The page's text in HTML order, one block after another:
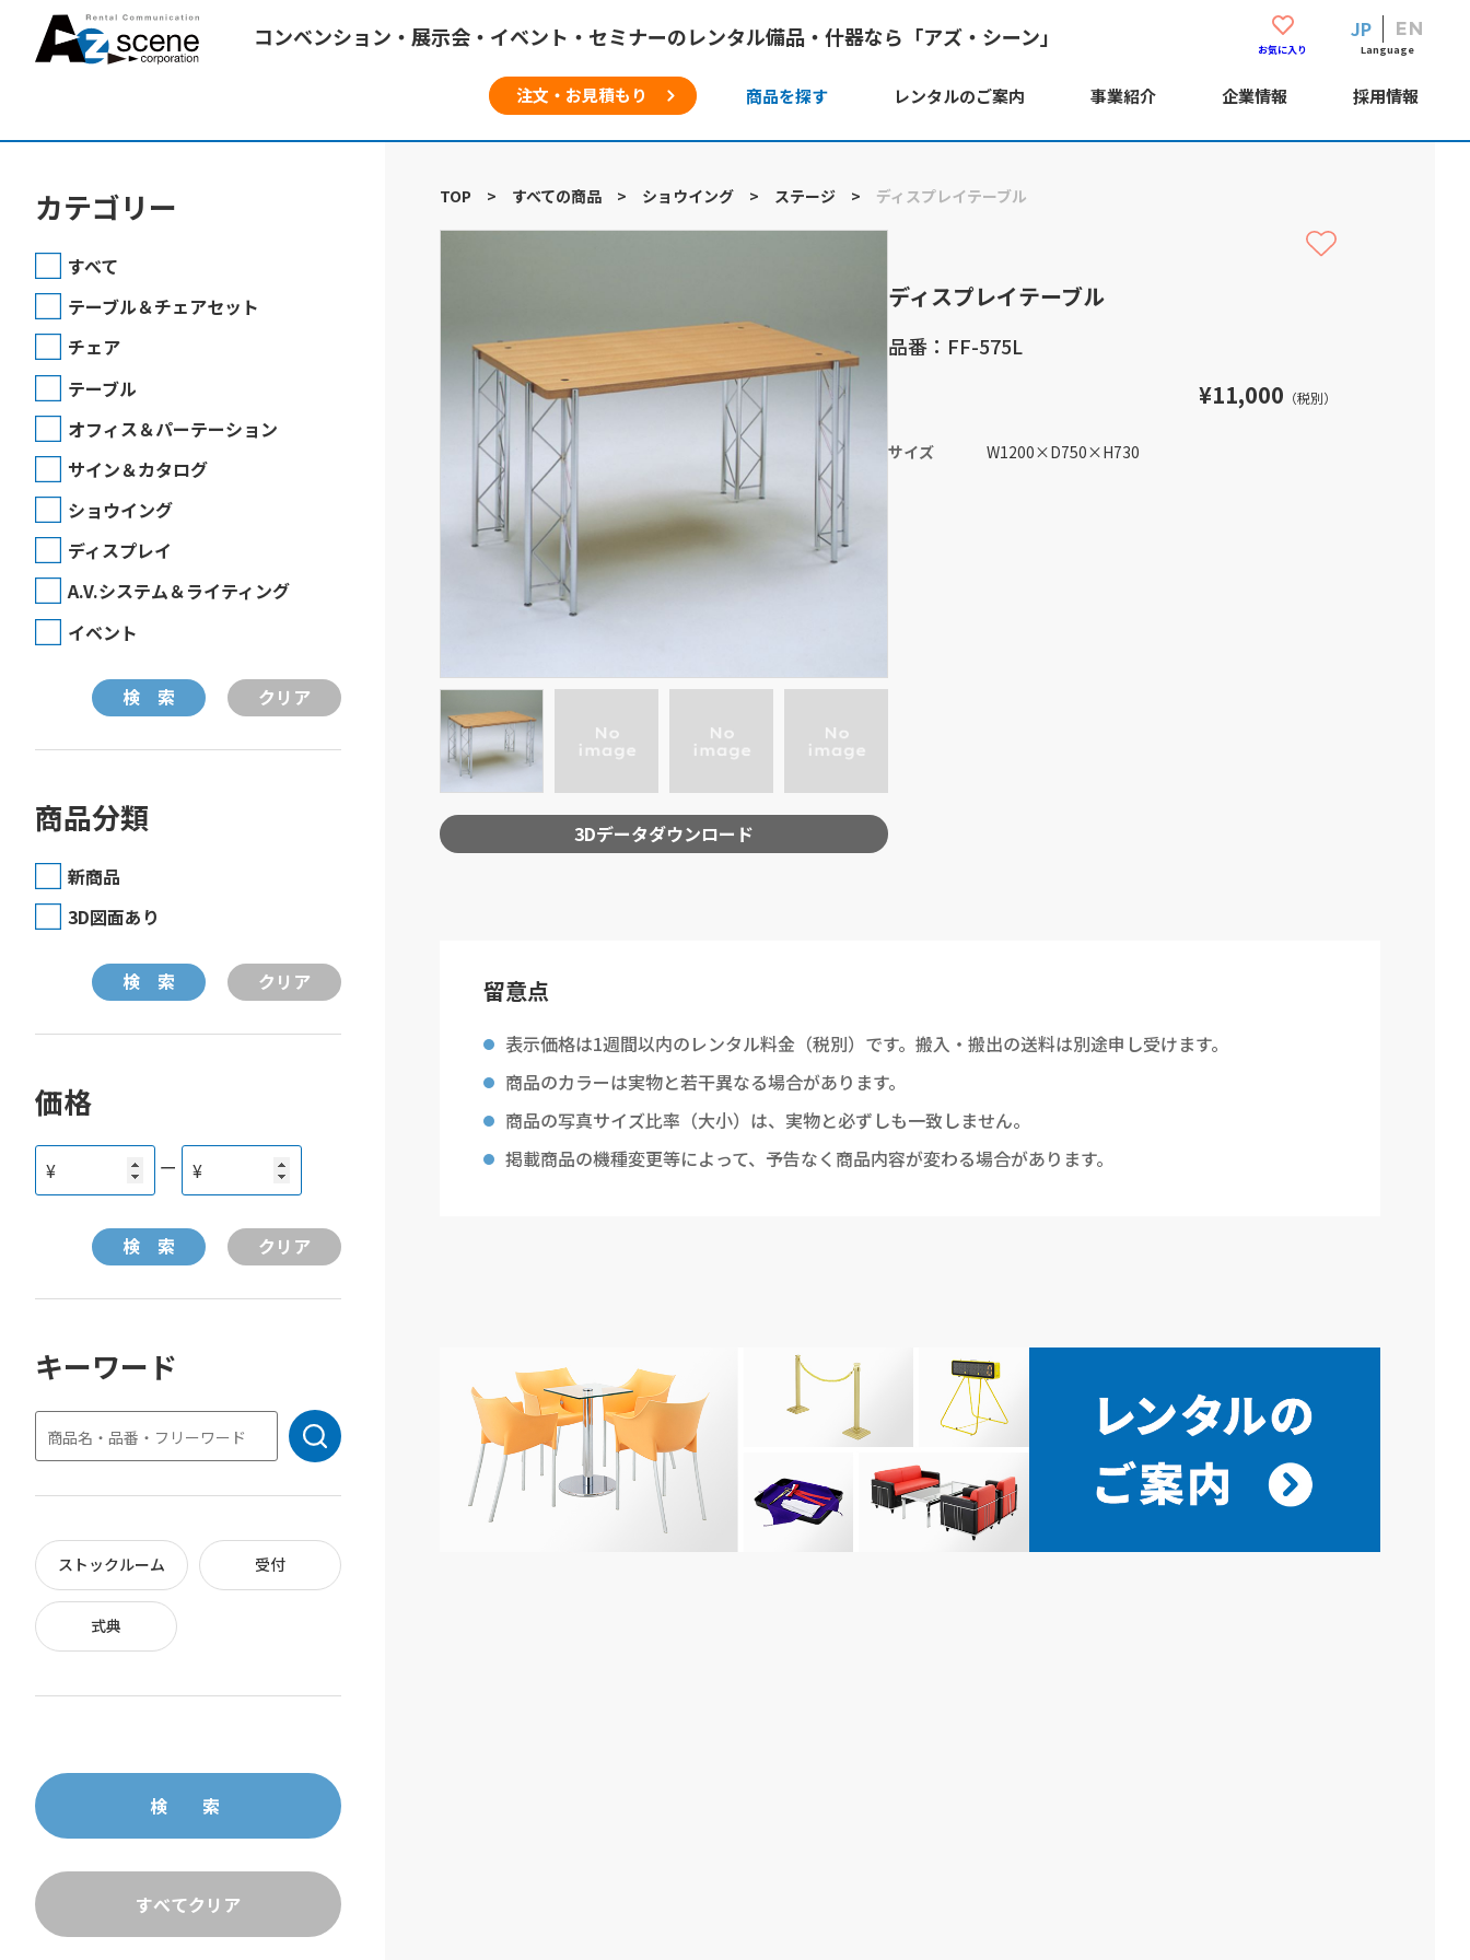
コンベンション・展示会・イベント・セミナーのレンタル備品・什器なら「アズ・シーン」 お気に入り
EN
JP
Language
注文・お見積もり 商品を探す レンタルのご案内 事業紹介 企業情報 採用情報
カテゴリー
すべて
テーブル＆チェアセット
チェア
テーブル
オフィス＆パーテーション
サイン＆カタログ
ショウイング
ディスプレイ
A.V.システム＆ライティング
イベント
商品分類
新商品
3D図面あり
価格
¥ ー ¥
キーワード
ストックルーム 受付
式典
TOP > すべての商品 > ショウイング > ステージ > ディスプレイテーブル
3Dデータダウンロード
ディスプレイテーブル
品番：FF-575L
¥11,000 （税別）
サイズ W1200×D750×H730
留意点
表示価格は1週間以内のレンタル料金（税別）です。搬入・搬出の送料は別途申し受けます。
商品のカラーは実物と若干異なる場合があります。
商品の写真サイズ比率（大小）は、実物と必ずしも一致しません。
掲載商品の機種変更等によって、予告なく商品内容が変わる場合があります。